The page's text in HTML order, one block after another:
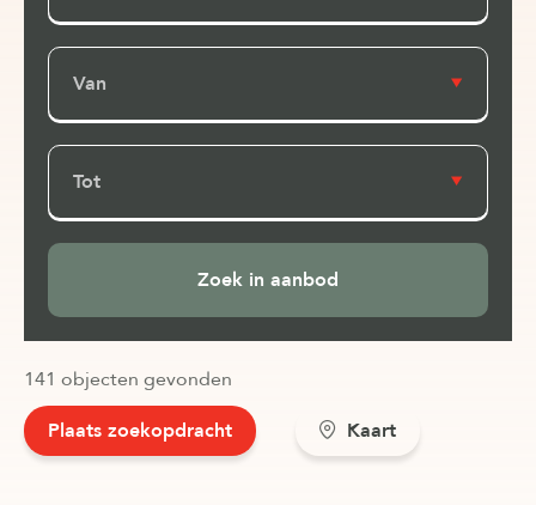
Van
Tot
141 objecten gevonden
Plaats zoekopdracht
Kaart